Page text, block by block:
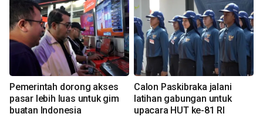
Pemerintah dorong akses
pasar lebih luas untuk gim
buatan Indonesia
Calon Paskibraka jalani
latihan gabungan untuk
upacara HUT ke-81 RI